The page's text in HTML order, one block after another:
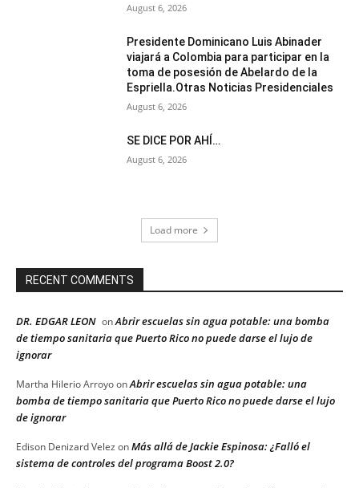
August 6, 2026
Presidente Dominicano Luis Abinader
viajará a Colombia para participar en la
toma de posesión de Abelardo de la
Espriella.Otras Noticias Presidenciales
August 6, 2026
SE DICE POR AHÍ…
August 6, 2026
Load more
RECENT COMMENTS
DR. EDGAR LEON onAbrir escuelas sin agua potable: una bomba
de tiempo sanitaria que Puerto Rico no puede darse el lujo de
ignorar
Martha Hilerio ArroyoonAbrir escuelas sin agua potable: una
bomba de tiempo sanitaria que Puerto Rico no puede darse el lujo
de ignorar
Edison Denizard Velez onMás allá de Jackie Espinosa: ¿Falló el
sistema de controles del programa Boost 2.0?